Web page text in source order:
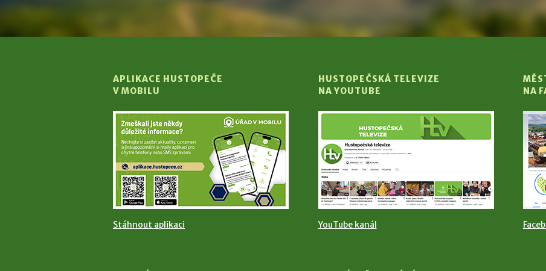
APLIKACE HUSTOPEČE
V MOBILU
Stáhnout aplikaci
HUSTOPEČSKÁ TELEVIZE
NA YOUTUBE
YouTube kanál
NA